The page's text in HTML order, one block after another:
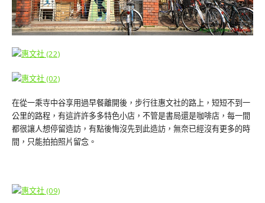
在從一乘寺中谷享用過早餐離開後，步行往惠文社的路上，短短不到一
公里的路程，有這許許多多特色小店，不管是書局還是咖啡店，每一間
都很讓人想停留造訪，有點後悔沒先到此造訪，無奈已經沒有更多的時
間，只能拍拍照片留念。